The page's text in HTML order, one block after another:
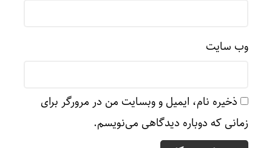
وب‌ سایت
ذخیره نام، ایمیل و وبسایت من در مرورگر برای
زمانی که دوباره دیدگاهی می‌نویسم.